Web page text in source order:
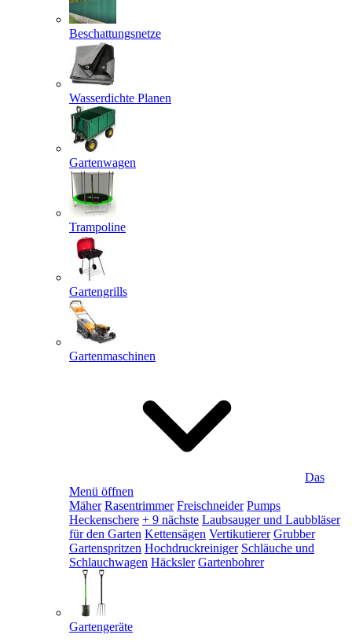
Beschattungsnetze
Wasserdichte Planen
Gartenwagen
Trampoline
Gartengrills
Gartenmaschinen
Das
Menü öffnen
Mäher Rasentrimmer Freischneider Pumps
Heckenschere + 9 nächste Laubsauger und Laubbläser
für den Garten Kettensägen Vertikutierer Grubber
Gartenspritzen Hochdruckreiniger Schläuche und
Schlauchwagen Häcksler Gartenbohrer
Gartengeräte